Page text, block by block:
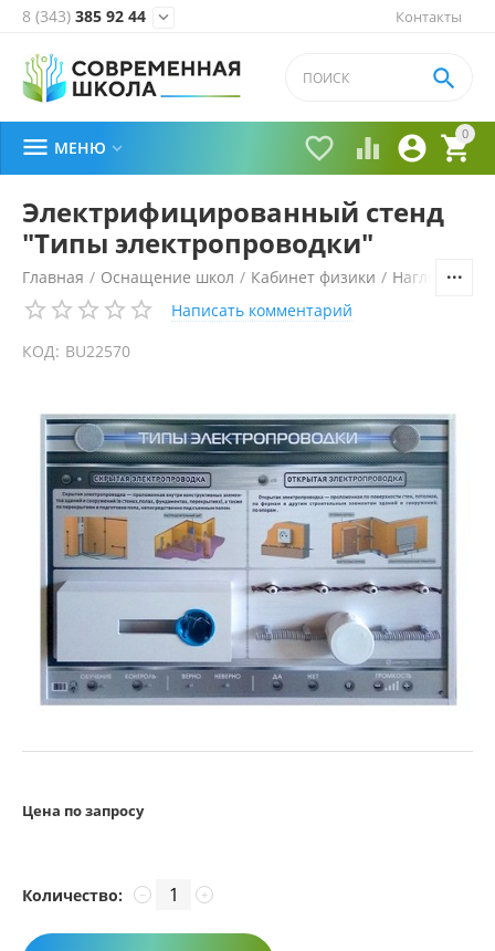
Контакты
8 (343) 385 92 44 
0


 

 МЕНЮ 
Электрифицированный стенд
"Типы электропроводки"
Главная / Оснащение школ / Кабинет физики / Наглядные
Написать комментарий
КОД: BU22570
Цена по запросу
Количество: +
−